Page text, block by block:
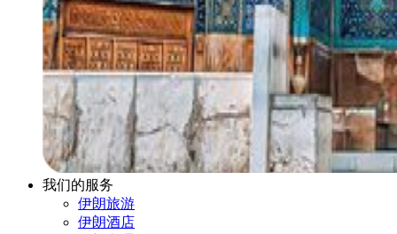
我们的服务
伊朗旅游
伊朗酒店